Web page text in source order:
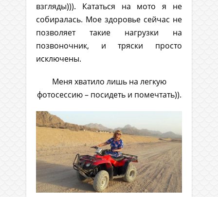
взгляды))). Кататься на мото я не
собиралась. Мое здоровье сейчас не
позволяет такие нагрузки на
позвоночник, и тряски просто
исключены.
Меня хватило лишь на легкую
фотосессию – посидеть и помечтать)).